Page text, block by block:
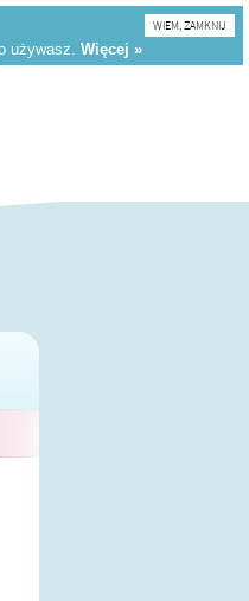
WIEM, ZAMKNIJ